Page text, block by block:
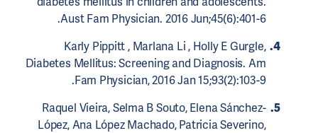
Aust Fam Physician. 2016 Jun;45(6):401-6.
Karly Pippitt , Marlana Li , Holly E Gurgle,
Diabetes Mellitus: Screening and Diagnosis. Am
Fam Physician, 2016 Jan 15;93(2):103-9.
Raquel Vieira, Selma B Souto, Elena Sánchez-
López, Ana López Machado, Patricia Severino,